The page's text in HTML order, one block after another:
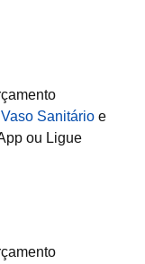
Sanitário e
ou Ligue